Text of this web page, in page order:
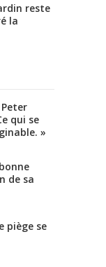
reste
la
qui se
»
de sa
piège se